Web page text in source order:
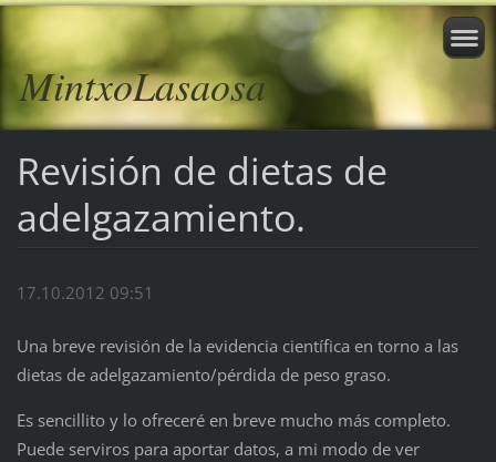
MintxoLasaosa
Revisión de dietas de
adelgazamiento.
17.10.2012 09:51
Una breve revisión de la evidencia científica en torno a las
dietas de adelgazamiento/pérdida de peso graso.
Es sencillito y lo ofreceré en breve mucho más completo.
Puede serviros para aportar datos, a mi modo de ver